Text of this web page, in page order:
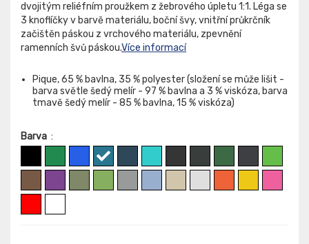
dvojitým reliéfním proužkem z žebrového úpletu 1:1. Léga se
3 knoflíčky v barvě materiálu, boční švy, vnitřní průkrčník
začištěn páskou z vrchového materiálu, zpevnění
ramenních švů páskou.Více informací
Pique, 65 % bavlna, 35 % polyester (složení se může lišit -
barva světle šedý melír - 97 % bavlna a 3 % viskóza, barva
tmavě šedý melír - 85 % bavlna, 15 % viskóza)
Barva :